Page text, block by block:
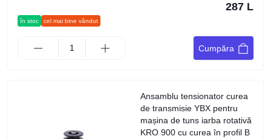
în stoc cel mai bine vândut
287 L
Cumpăra
Ansamblu tensionator curea
de transmisie YBX pentru
mașina de tuns iarba rotativă
KRO 900 cu curea în profil B